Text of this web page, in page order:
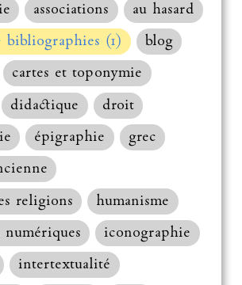
associations
au hasard
bibliographies (1)
blog
cartes et toponymie
didactique
droit
épigraphie
grec
religions
humanisme
numériques
iconographie
intertextualité